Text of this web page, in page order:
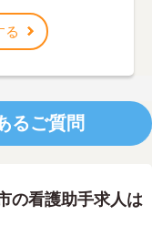
る
るご質問
の看護助手求人は